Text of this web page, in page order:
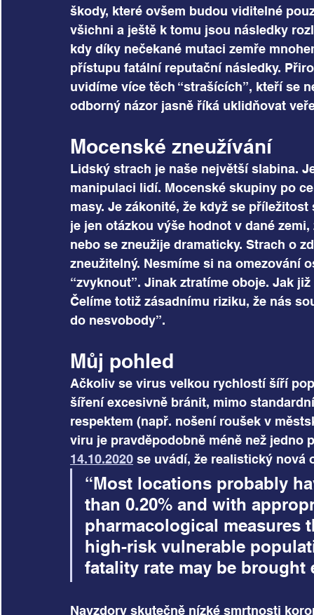
škody, které ovšem budou viditelné
všichni a ještě k tomu jsou následky
kdy díky nečekané mutaci zemře
přístupu fatální reputační následky.
uvidíme více těch “strašících”, kteří se
odborný názor jasně říká uklidňovat
Mocenské zneužívání
Lidský strach je naše největší slabina.
manipulaci lidí. Mocenské skupiny po
masy. Je zákonité, že když se
je jen otázkou výše hodnot v dané
nebo se zneužije dramaticky. Strach o
zneužitelný. Nesmíme si na omezování
“zvyknout”. Jinak ztratíme oboje. Jak
Čelíme totiž zásadnímu riziku, že nás
do nesvobody”.
Můj pohled
Ačkoliv se virus velkou rychlostí šíří
šíření excesivně bránit, mimo
respektem (např. nošení roušek v
viru je pravděpodobně méně než jedno
14.10.2020 se uvádí, že realistický nová
“Most locations probably
than 0.20% and with
pharmacological
high-risk vulnerable
fatality rate may be brought
Navzdory skutečně nízké smrtnosti